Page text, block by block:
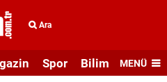
Ara
Spor Bilim veMENÜ